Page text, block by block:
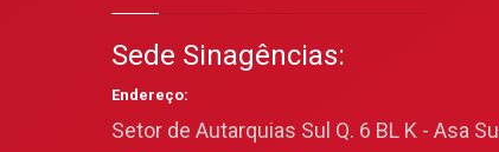
Sede Sinagências:
Endereço:
Setor de Autarquias Sul Q. 6 BL K - Asa Sul